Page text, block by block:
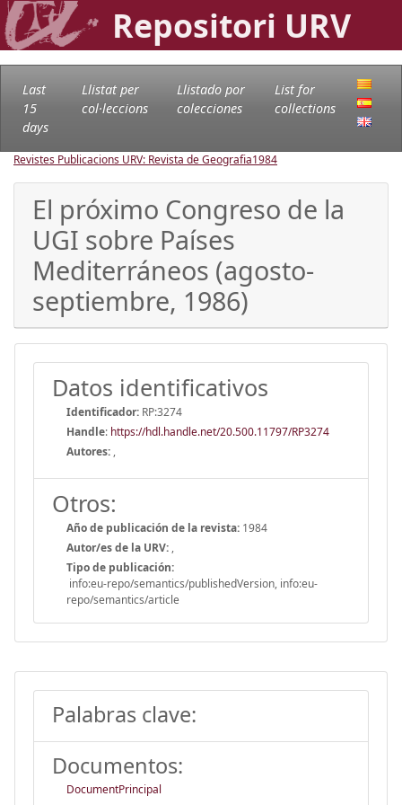
Repositori URV
Last
15
days
Llistat per
col·leccions
Llistado por
colecciones
List for
collections
Revistes Publicacions URV: Revista de Geografia1984
El próximo Congreso de la
UGI sobre Países
Mediterráneos (agosto-
septiembre, 1986)
Datos identificativos
Identificador: RP:3274
Handle: https://hdl.handle.net/20.500.11797/RP3274
Autores: ,
Otros:
Año de publicación de la revista: 1984
Autor/es de la URV: ,
Tipo de publicación:
info:eu-repo/semantics/publishedVersion, info:eu-
repo/semantics/article
Palabras clave:
Documentos:
DocumentPrincipal